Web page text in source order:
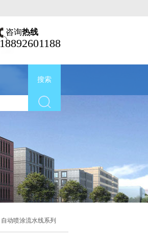
咨询热线
18892601188
搜索
自动喷涂流水线系列